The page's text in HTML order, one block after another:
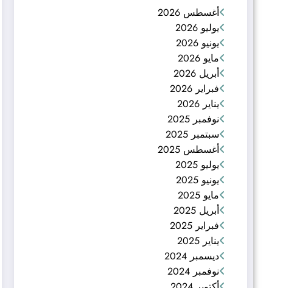
أغسطس 2026
يوليو 2026
يونيو 2026
مايو 2026
أبريل 2026
فبراير 2026
يناير 2026
نوفمبر 2025
سبتمبر 2025
أغسطس 2025
يوليو 2025
يونيو 2025
مايو 2025
أبريل 2025
فبراير 2025
يناير 2025
ديسمبر 2024
نوفمبر 2024